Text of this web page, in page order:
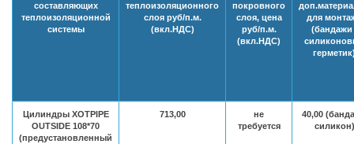
составляющих
теплоизоляционной
системы
теплоизоляционного
слоя руб/п.м.
(вкл.НДС)
покровного
слоя, цена
руб/п.м.
(вкл.НДС)
для
(бандажи
Цилиндры XOTPIPE
OUTSIDE 108*70
(предустановленный
713,00
не
требуется
40,00
силикон)